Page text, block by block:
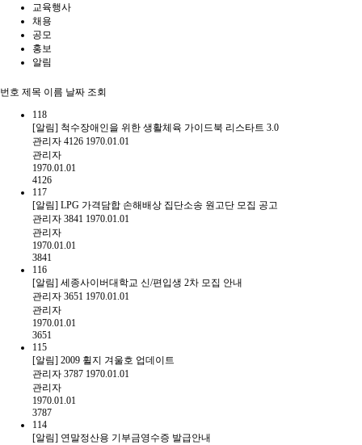
교육행사
채용
공모
홍보
알림
번호 제목 이름 날짜 조회
118
[알림] 척수장애인을 위한 생활체육 가이드북 리스타트 3.0
관리자 4126 1970.01.01
관리자
1970.01.01
4126
117
[알림] LPG 가격담합 손해배상 집단소송 원고단 모집 공고
관리자 3841 1970.01.01
관리자
1970.01.01
3841
116
[알림] 세종사이버대학교 신/편입생 2차 모집 안내
관리자 3651 1970.01.01
관리자
1970.01.01
3651
115
[알림] 2009 휠지 겨울호 업데이트
관리자 3787 1970.01.01
관리자
1970.01.01
3787
114
[알림] 연말정산용 기부금영수증 발급안내